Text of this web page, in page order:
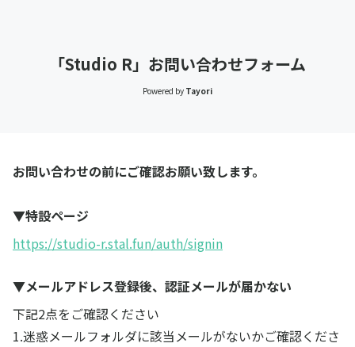
「Studio R」お問い合わせフォーム
Powered by Tayori
お問い合わせの前にご確認お願い致します。
▼特設ページ
https://studio-r.stal.fun/auth/signin
▼メールアドレス登録後、認証メールが届かない
下記2点をご確認ください
1.迷惑メールフォルダに該当メールがないかご確認くださ